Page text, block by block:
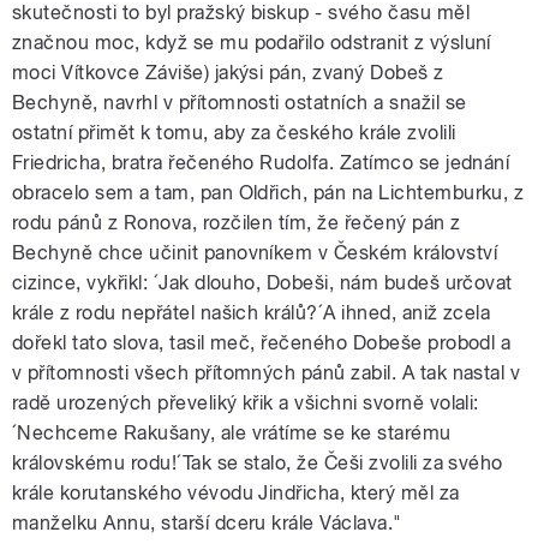
skutečnosti to byl pražský biskup - svého času měl
značnou moc, když se mu podařilo odstranit z výsluní
moci Vítkovce Záviše) jakýsi pán, zvaný Dobeš z
Bechyně, navrhl v přítomnosti ostatních a snažil se
ostatní přimět k tomu, aby za českého krále zvolili
Friedricha, bratra řečeného Rudolfa. Zatímco se jednání
obracelo sem a tam, pan Oldřich, pán na Lichtemburku, z
rodu pánů z Ronova, rozčilen tím, že řečený pán z
Bechyně chce učinit panovníkem v Českém království
cizince, vykřikl: ´Jak dlouho, Dobeši, nám budeš určovat
krále z rodu nepřátel našich králů?´A ihned, aniž zcela
dořekl tato slova, tasil meč, řečeného Dobeše probodl a
v přítomnosti všech přítomných pánů zabil. A tak nastal v
radě urozených převeliký křik a všichni svorně volali:
´Nechceme Rakušany, ale vrátíme se ke starému
královskému rodu!´Tak se stalo, že Češi zvolili za svého
krále korutanského vévodu Jindřicha, který měl za
manželku Annu, starší dceru krále Václava."